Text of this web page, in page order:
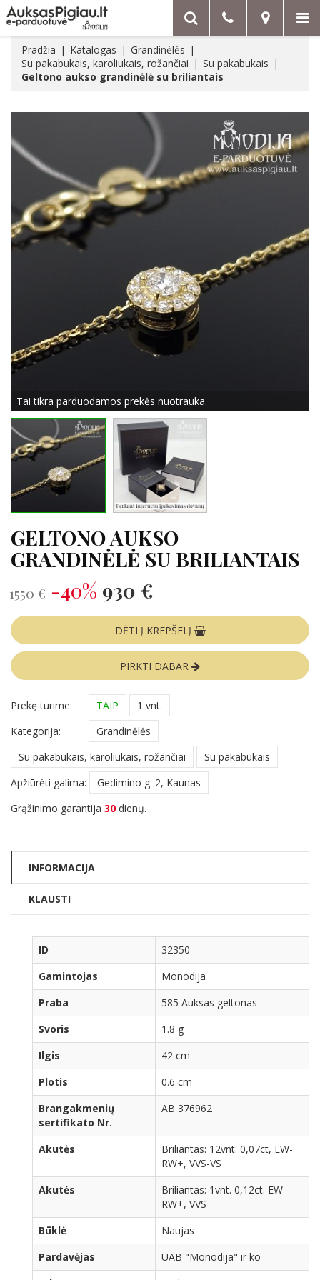
Pradžia Katalogas
Grandinėlės
Su pakabukais, karoliukais, rožančiai
Su pakabukais
Geltono aukso grandinėlė su briliantais
Tai tikra parduodamos prekės nuotrauka.
GELTONO AUKSO
GRANDINĖLĖ SU BRILIANTAIS
1550 € -40% 930 €
DĖTI Į KREPŠELĮ
PIRKTI DABAR
Prekę turime: TAIP
1 vnt.
Kategorija:
Grandinėlės
Su pakabukais, karoliukais, rožančiai
Su pakabukais
Apžiūrėti galima:
Gedimino g. 2, Kaunas
Grąžinimo garantija 30 dienų.
INFORMACIJA
KLAUSTI
ID
32350
Gamintojas
Monodija
Praba
585 Auksas geltonas
Svoris
1.8 g
Ilgis
42 cm
Plotis
0.6 cm
Brangakmenių
sertifikato Nr.
AB 376962
Akutės
Briliantas: 12vnt. 0,07ct, EW-
RW+, VVS-VS
Akutės
Briliantas: 1vnt. 0,12ct. EW-
RW+, VVS
Būklė
Naujas
Pardavėjas
UAB "Monodija" ir ko